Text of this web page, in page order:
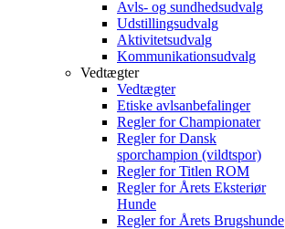
Avls- og sundhedsudvalg
Udstillingsudvalg
Aktivitetsudvalg
Kommunikationsudvalg
Vedtægter
Vedtægter
Etiske avlsanbefalinger
Regler for Championater
Regler for Dansk
sporchampion (vildtspor)
Regler for Titlen ROM
Regler for Årets Eksteriør
Hunde
Regler for Årets Brugshunde